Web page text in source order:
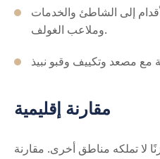
إلى الشاطئ والخدمات
وملاعب الغولف.
مقارنة إقليمية
لا تملكه مناطق أخرى. مقارنة